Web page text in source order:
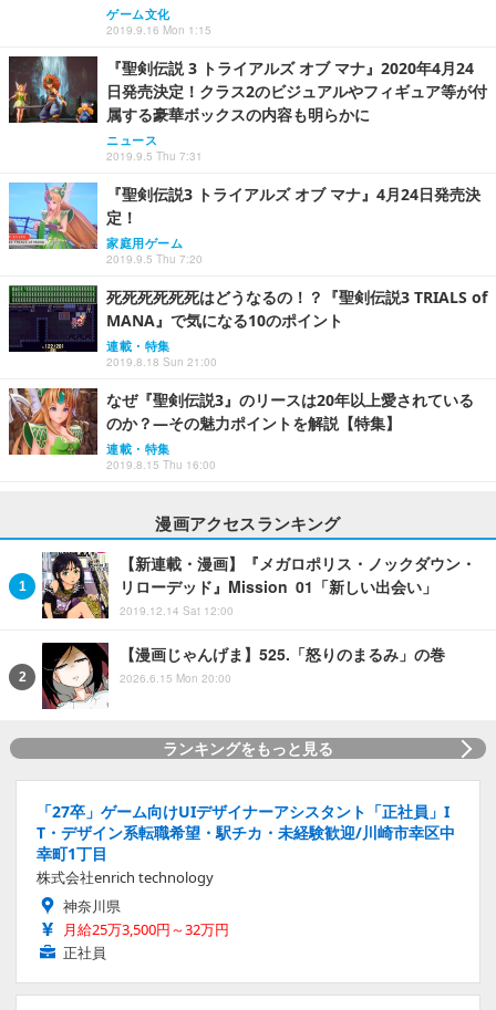
ゲーム文化
2019.9.16 Mon 1:15
『聖剣伝説 3 トライアルズ オブ マナ』2020年4月24
日発売決定！クラス2のビジュアルやフィギュア等が付
属する豪華ボックスの内容も明らかに
ニュース
2019.9.5 Thu 7:31
『聖剣伝説3 トライアルズ オブ マナ』4月24日発売決
定！
家庭用ゲーム
2019.9.5 Thu 7:20
死死死死死死はどうなるの！？『聖剣伝説3 TRIALS of
MANA』で気になる10のポイント
連載・特集
2019.8.18 Sun 21:00
なぜ『聖剣伝説3』のリースは20年以上愛されている
のか？―その魅力ポイントを解説【特集】
連載・特集
2019.8.15 Thu 16:00
漫画アクセスランキング
【新連載・漫画】『メガロポリス・ノックダウン・
リローデッド』Mission 01「新しい出会い」
2019.12.14 Sat 12:00
【漫画じゃんげま】525.「怒りのまるみ」の巻
2026.6.15 Mon 20:00
ランキングをもっと見る
「27卒」ゲーム向けUIデザイナーアシスタント「正社員」I
T・デザイン系転職希望・駅チカ・未経験歓迎/川崎市幸区中
幸町1丁目
株式会社enrich technology
神奈川県
月給25万3,500円～32万円
正社員